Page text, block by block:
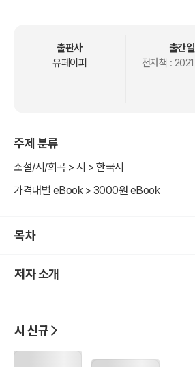
상담과 심리에 대해 관심을 가지고
그들과 함께 성장했다.
짧은 글로 담아낸 일상의 이야기이다.
출판사
유페이퍼
출간일
전자책 :
주제 분류
소설/시/희곡 > 시 > 한국시
가격대별 eBook > 3000원 eBook
목차
저자 소개
시 신규